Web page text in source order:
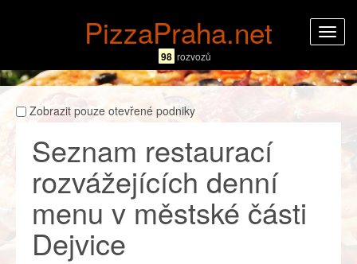
PizzaPraha.net
98 rozvozů
Zobrazit pouze otevřené podniky
Seznam restaurací
rozvážejících denní
menu v městské části
Dejvice